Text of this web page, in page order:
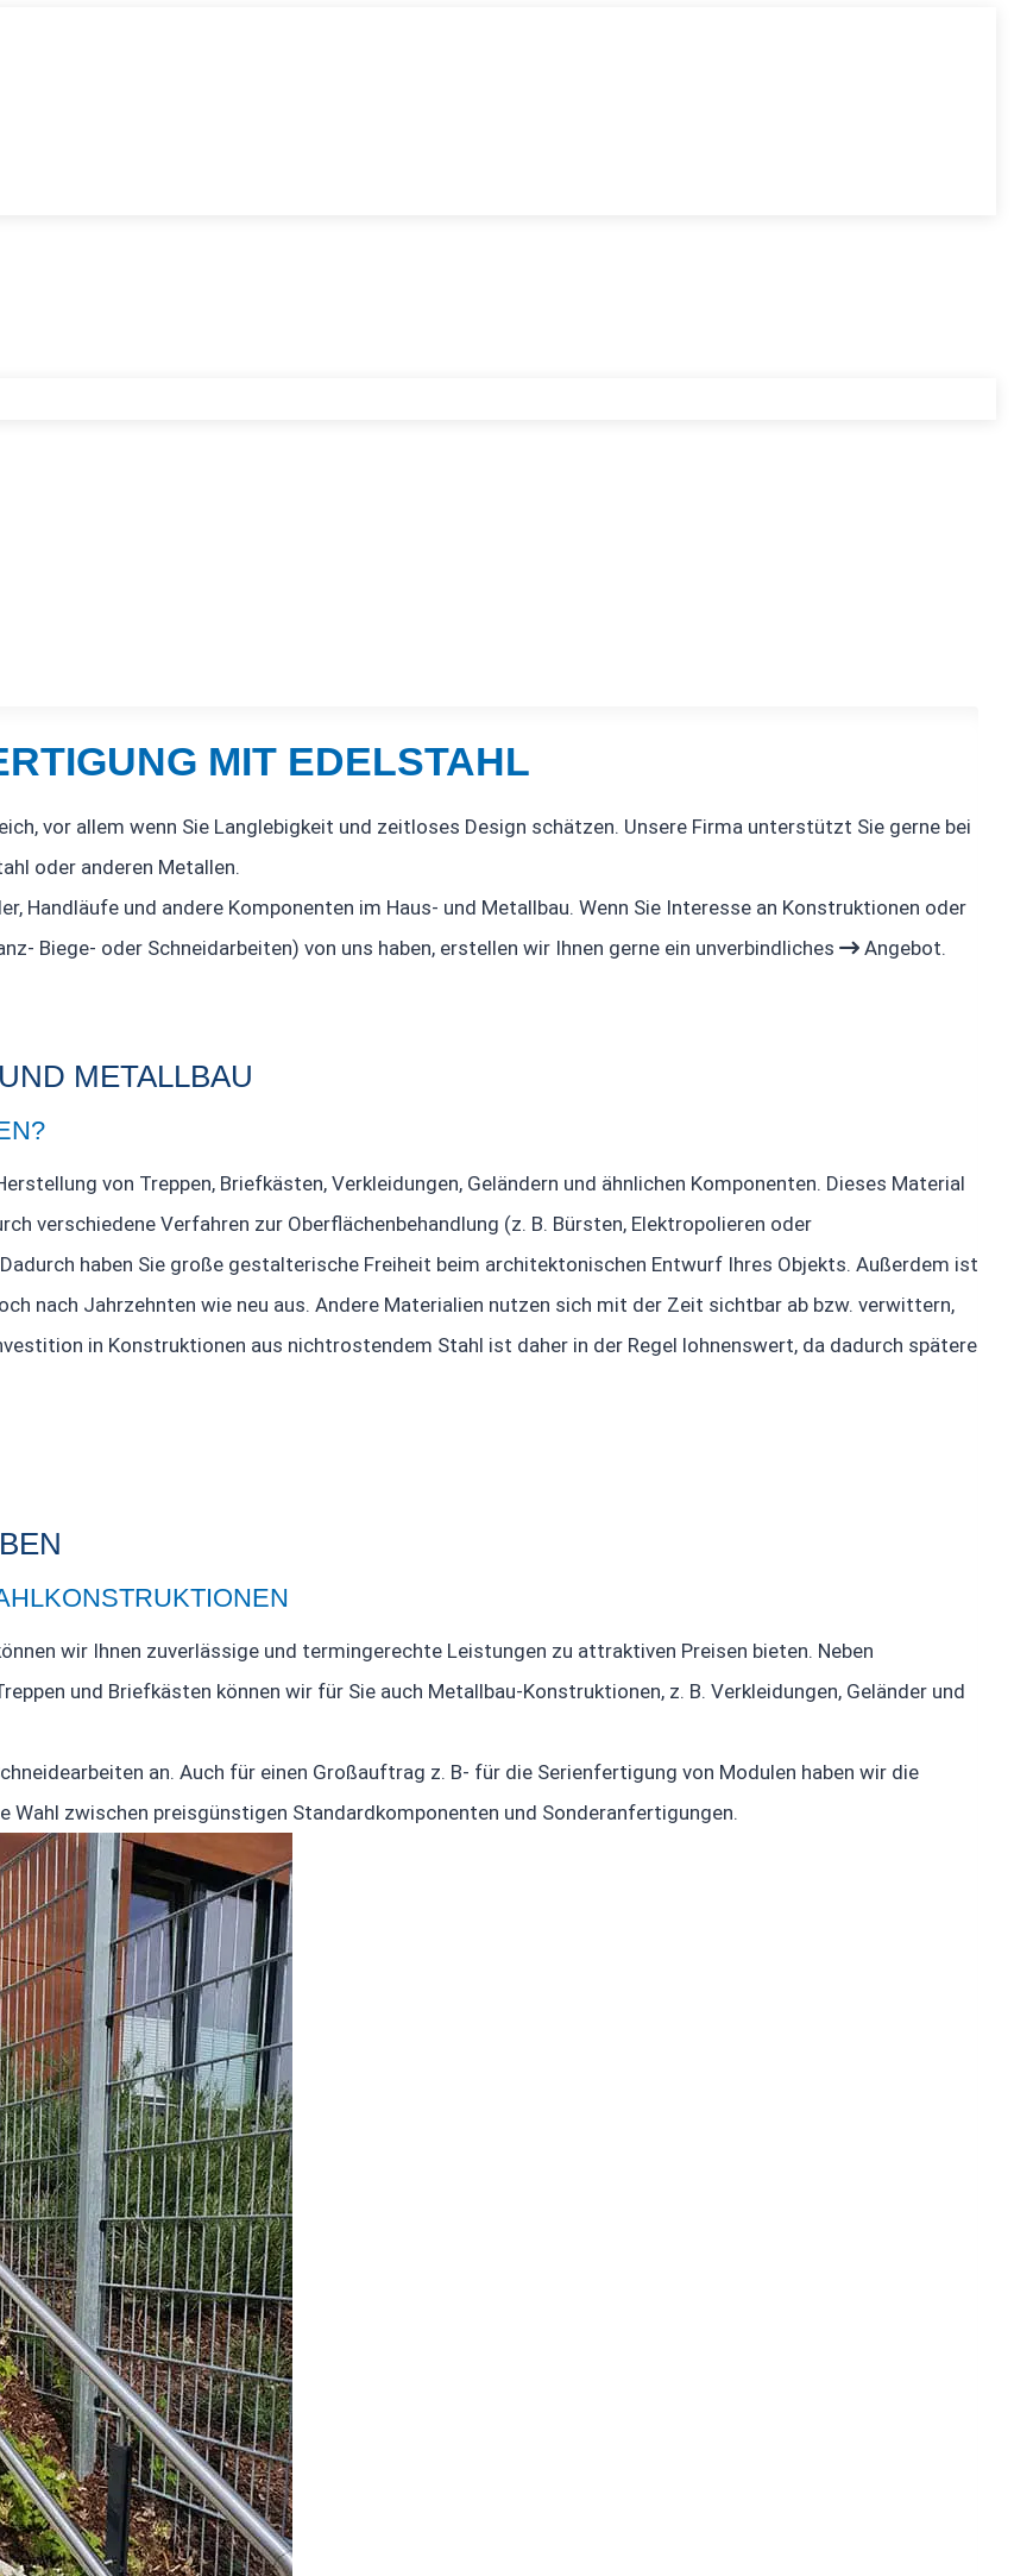
MIT EDELSTAHL
vor allem wenn Sie Langlebigkeit und zeitloses Design schätzen. Unsere Firma unterstützt Sie gerne bei
oder anderen Metallen.
Handläufe und andere Komponenten im Haus- und Metallbau. Wenn Sie Interesse an Konstruktionen oder
Biege- oder Schneidarbeiten) von uns haben, erstellen wir Ihnen gerne ein unverbindliches
Angebot.
METALLBAU
von Treppen, Briefkästen, Verkleidungen, Geländern und ähnlichen Komponenten. Dieses Material
verschiedene Verfahren zur Oberflächenbehandlung (z. B. Bürsten, Elektropolieren oder
haben Sie große gestalterische Freiheit beim architektonischen Entwurf Ihres Objekts. Außerdem ist
nach Jahrzehnten wie neu aus. Andere Materialien nutzen sich mit der Zeit sichtbar ab bzw. verwittern,
in Konstruktionen aus nichtrostendem Stahl ist daher in der Regel lohnenswert, da dadurch spätere
wir Ihnen zuverlässige und termingerechte Leistungen zu attraktiven Preisen bieten. Neben
und Briefkästen können wir für Sie auch Metallbau-Konstruktionen, z. B. Verkleidungen, Geländer und
an. Auch für einen Großauftrag z. B- für die Serienfertigung von Modulen haben wir die
Wahl zwischen preisgünstigen Standardkomponenten und Sonderanfertigungen.